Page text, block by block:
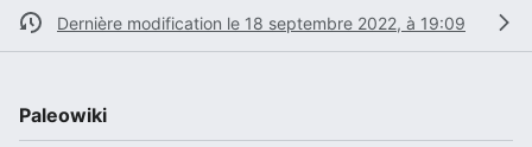
Dernière modification le 18 septembre 2022, à 19:09
Paleowiki